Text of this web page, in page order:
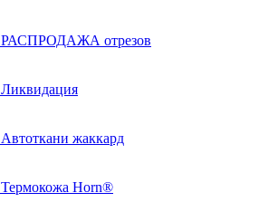
РАСПРОДАЖА отрезов
Ликвидация
Автоткани жаккард
Термокожа Horn®